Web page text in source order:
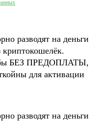
разводят на деньги
криптокошелёк.
БЕЗ ПРЕДОПЛАТЫ,
для активации
разводят на деньги